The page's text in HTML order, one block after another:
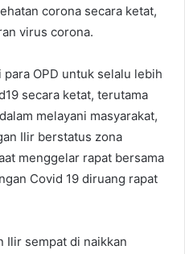
corona secara ketat,
virus corona.
OPD untuk selalu lebih
secara ketat, terutama
melayani masyarakat,
Ilir berstatus zona
menggelar rapat bersama
Covid 19 diruang rapat
Ilir sempat di naikkan